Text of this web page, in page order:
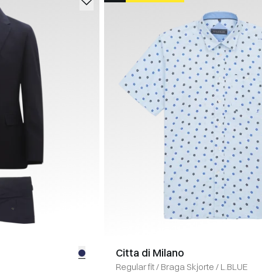
Citta di Milano
Regular fit/ Braga Skjorte / L.BLUE